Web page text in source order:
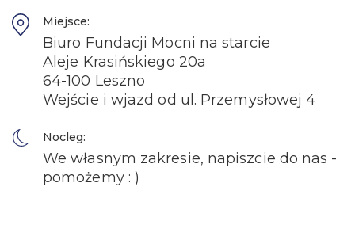
Miejsce:
Biuro Fundacji Mocni na starcie
Aleje Krasińskiego 20a
64-100 Leszno
Wejście i wjazd od ul. Przemysłowej 4
Nocleg:
We własnym zakresie, napiszcie do nas -
pomożemy : )